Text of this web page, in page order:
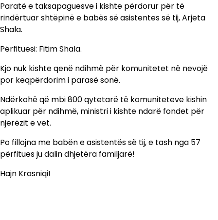
Paratë e taksapaguesve i kishte përdorur për të
rindërtuar shtëpinë e babës së asistentes së tij, Arjeta
Shala.
Përfituesi: Fitim Shala.
Kjo nuk kishte qenë ndihmë për komunitetet në nevojë
por keqpërdorim i parasë sonë.
Ndërkohë që mbi 800 qytetarë të komuniteteve kishin
aplikuar për ndihmë, ministri i kishte ndarë fondet për
njerëzit e vet.
Po fillojna me babën e asistentës së tij, e tash nga 57
përfitues ju dalin dhjetëra familjarë!
Hajn Krasniqi!